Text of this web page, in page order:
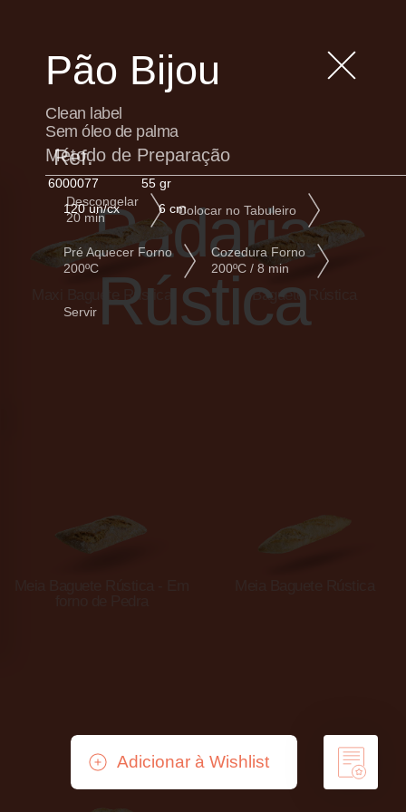
Padaria
Rústica
Maxi Baguete Rústica Baguete Rústica
Pão Bijou
Clean label
Sem óleo de palma
Ref.
6000077
55 gr
120 un/cx
6 cm
Método de Preparação
Descongelar
20 min
Colocar no Tabuleiro
Pré Aquecer Forno
200ºC
Cozedura Forno
200ºC / 8 min
Servir
Adicionar à Wishlist